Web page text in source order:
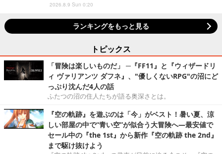
2026.8.9 Sun 0:20
ランキングをもっと見る
トピックス
「冒険は楽しいものだ」 ─『FF11』と『ウィザードリ
ィ ヴァリアンツ ダフネ』、"優しくないRPG"の沼にど
っぷり沈んだ4人の話
ふたつの沼の住人たちが語る奥深さとは。
『空の軌跡』を遊ぶのは「今」がベスト！暑い夏、涼
しい部屋の中で“青い空”が似合う大冒険へ―最安値で
セール中の『the 1st』から新作『空の軌跡 the 2nd』
まで駆け抜けよう